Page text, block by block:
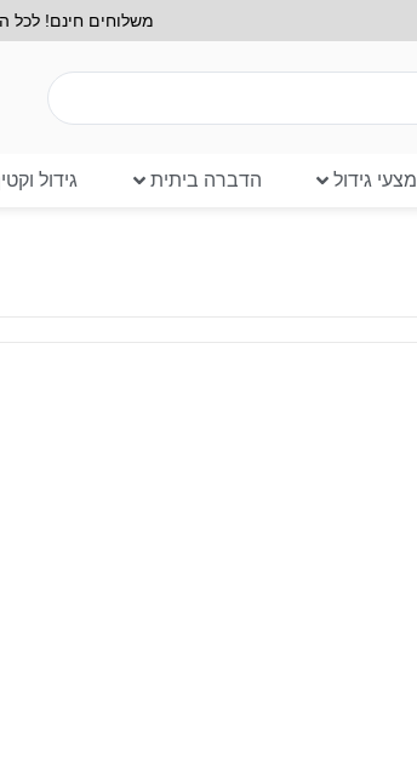
משלוחים חינם! לכל
מצעי גידול הדברה ביתית גידול